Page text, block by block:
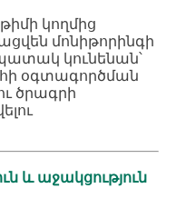
կողմից
մոնիթորինգի
կունենան՝
օգտագործման
ծրագրի
և աջակցություն